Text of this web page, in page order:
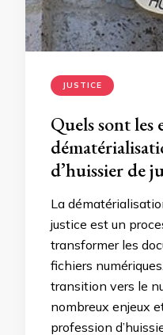
JUSTICE
Quels sont les
d’huissier de
La
justice est un
transformer les
fichiers
transition vers le
nombreux enjeux
profession